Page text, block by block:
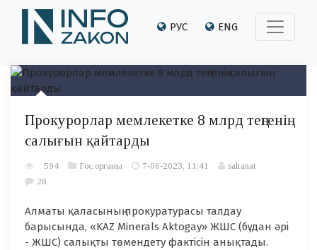
РУС ENG
Прокурорлар мемлекетке 8 млрд теңгенің
салығын қайтарды
594 Гос.органы 7-06-2023, 11:41
saltanat
28
Алматы қаласының прокуратурасы талдау
барысында, «KAZ Minerals Aktogay» ЖШС (бұдан әрі
- ЖШС) салықты төмендету фактісін анықтады.